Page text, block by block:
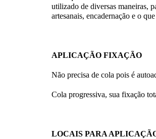
utilizado de diversas maneiras,
artesanais, encadernação e o
APLICAÇÃO FIXAÇÃO
Não precisa de cola pois é
Cola progressiva, sua fixação
LOCAIS PARA